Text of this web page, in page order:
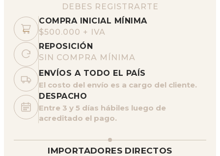
DEBES REGISTRARTE
COMPRA INICIAL MÍNIMA
$500.000 + IVA
REPOSICIÓN
SIN COMPRA MÍNIMA
ENVÍOS A TODO EL PAÍS
El costo del envío es a cargo del cliente.
DESPACHO
Entre 3 y 5 días hábiles luego de
acreditado el pago.
IMPORTADORES DIRECTOS